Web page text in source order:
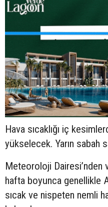
Hava sıcaklığı iç
yükselecek. Yarın sabah
Meteoroloji
hafta boyunca genellikle
sıcak ve nispeten nemli